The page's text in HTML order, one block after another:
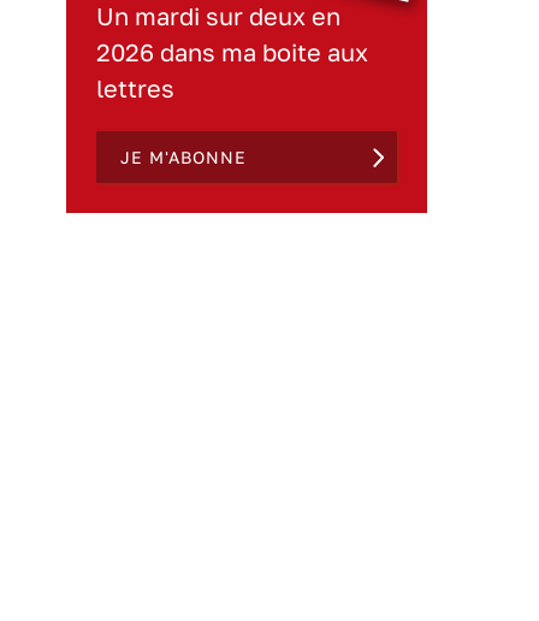
Un mardi sur deux en
2026 dans ma boite aux
lettres
JE M'ABONNE